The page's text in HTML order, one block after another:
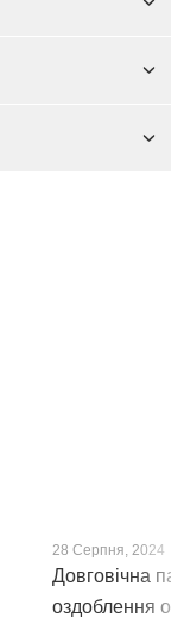
28 Серпня, 2024
Довговічна
оздоблення